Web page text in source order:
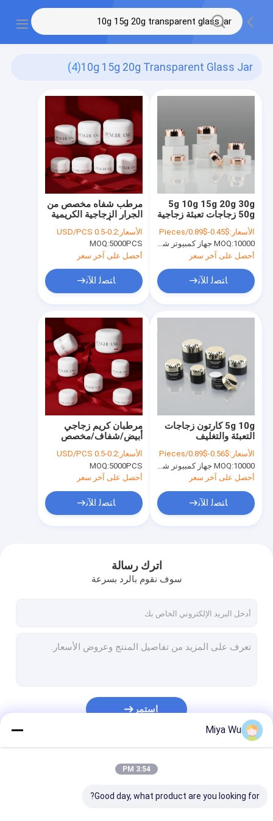
10g 15g 20g Transparent Glass Jar
(4)
مرطب شفاه مخصص من
الجرار الزجاجية الكريمية
باللون الأبيض/الشفاف/
المخصص مع شعار
مخصص ولون/طباعة
مخصصة
الأسعار:0.2-0.5 USD/PCS
MOQ:5000PCS
أحصل على آخر سعر
ﺎﺘﺼﻟ ﺍﻶﻧ
5g 10g 15g 20g 30g
50g زجاجات تعبئة زجاجية
مع غطاء مخصص
الأسعار:$0.45-$0.89/Pieces
MOQ:10000 جهاز كمبيوتر شخصى
أحصل على آخر سعر
ﺎﺘﺼﻟ ﺍﻶﻧ
مرطبان كريم زجاجي
أبيض/شفاف/مخصص
مثالي لخط العناية
بالبشرة الفاخر الخاص بك
الأسعار:0.2-0.5 USD/PCS
MOQ:5000PCS
أحصل على آخر سعر
ﺎﺘﺼﻟ ﺍﻶﻧ
5g 10g كارتون زجاجات
التعبئة والتغليف
البلاستيكية مع شعار
مخصص
الأسعار:$0.56-$0.89/Pieces
MOQ:10000 جهاز كمبيوتر شخصى
أحصل على آخر سعر
ﺎﺘﺼﻟ ﺍﻶﻧ
اترك رسالة
سوف نقوم بالرد بسرعة
استمر
Miya Wu
3:54 PM
Good day, what product are you looking for?